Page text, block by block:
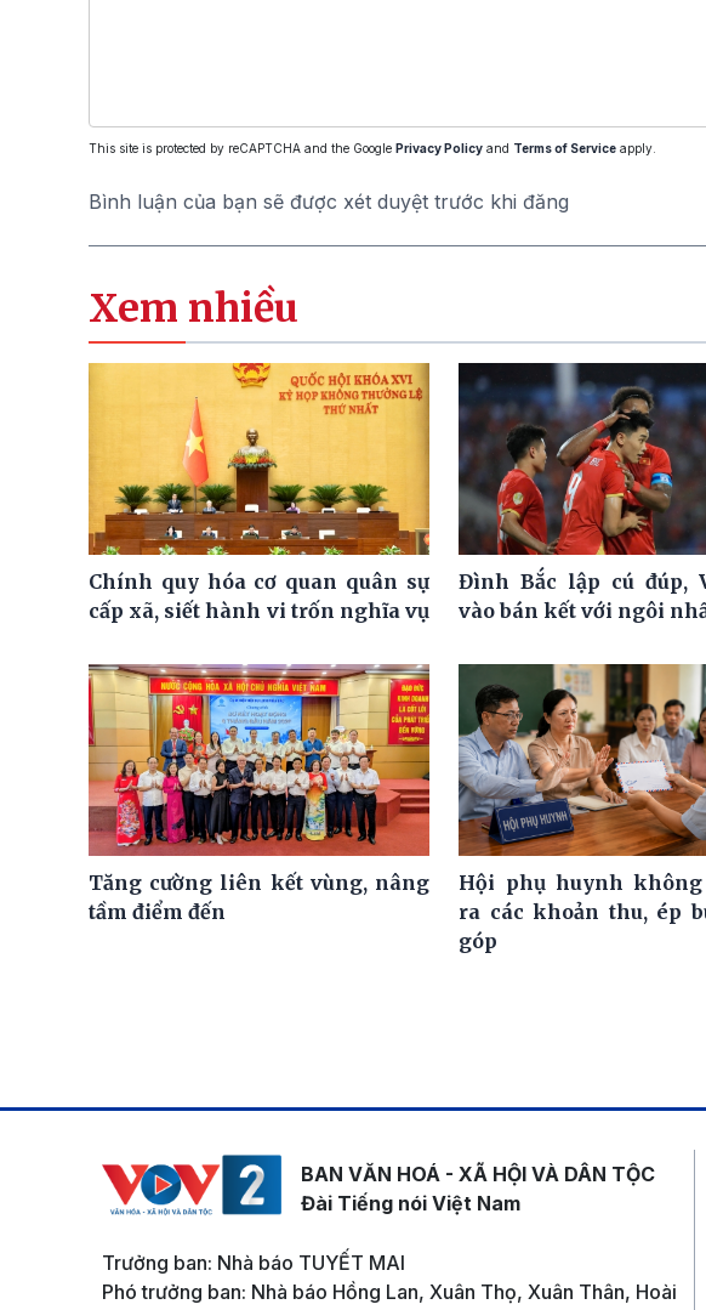
This site is protected by reCAPTCHA and the Google Privacy Policy and Terms of Service apply.
Bình luận của bạn sẽ được xét duyệt trước khi đăng
Xem nhiều
Chính quy hóa cơ quan quân sự
cấp xã, siết hành vi trốn nghĩa vụ
Đình Bắc lập cú đúp,
vào bán kết với ngôi
Tăng cường liên kết vùng, nâng
tầm điểm đến
Hội phụ huynh không
ra các khoản thu, ép
góp
BAN VĂN HOÁ - XÃ HỘI VÀ DÂN TỘC
Đài Tiếng nói Việt Nam
Trưởng ban: Nhà báo TUYẾT MAI
Phó trưởng ban: Nhà báo Hồng Lan, Xuân Thọ, Xuân Thân, Hoài